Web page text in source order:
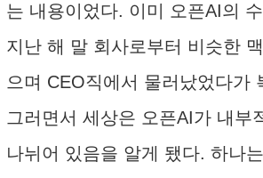
는 내용이었다. 이미 오픈AI의
지난 해 말 회사로부터 비슷한
으며 CEO직에서 물러났었다가
그러면서 세상은 오픈AI가 내부
나뉘어 있음을 알게 됐다. 하나